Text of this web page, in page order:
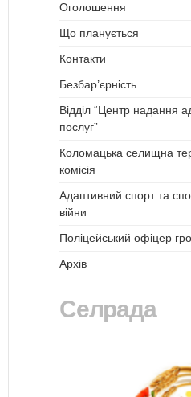
Оголошення
Що планується
Контакти
Безбар’єрність
Відділ “Центр надання
послуг”
Коломацька селищна
комісія
Адаптивний спорт та
війни
Поліцейський офіцер
Архів
Селрада